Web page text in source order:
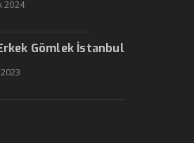
2024
Gömlek İstanbul